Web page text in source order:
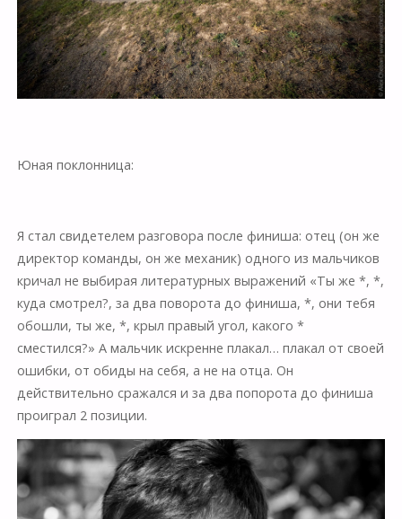
Юная поклонница:
Я стал свидетелем разговора после финиша: отец (он же
директор команды, он же механик) одного из мальчиков
кричал не выбирая литературных выражений «Ты же *, *,
куда смотрел?, за два поворота до финиша, *, они тебя
обошли, ты же, *, крыл правый угол, какого *
сместился?» А мальчик искренне плакал… плакал от своей
ошибки, от обиды на себя, а не на отца. Он
действительно сражался и за два попорота до финиша
проиграл 2 позиции.